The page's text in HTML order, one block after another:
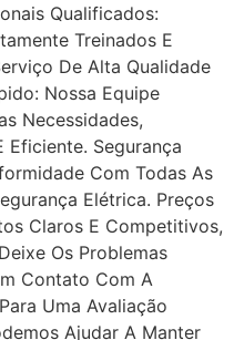
Qualificados:
Treinados E
De Alta Qualidade
Nossa Equipe
Necessidades,
Eficiente. Segurança
Com Todas As
Elétrica. Preços
Claros E Competitivos,
Os Problemas
Contato Com A
Uma Avaliação
Ajudar A Manter